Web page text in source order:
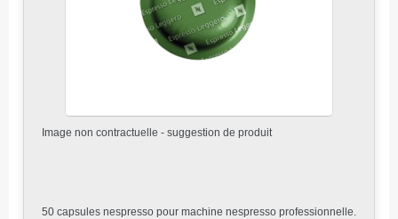
Image non contractuelle - suggestion de produit
50 capsules nespresso pour machine nespresso professionnelle.